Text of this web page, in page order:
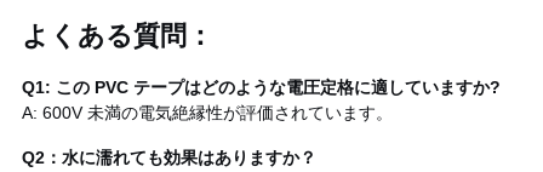
よくある質問：
Q1: この PVC テープはどのような電圧定格に適していますか?
A: 600V 未満の電気絶縁性が評価されています。
Q2：水に濡れても効果はありますか？